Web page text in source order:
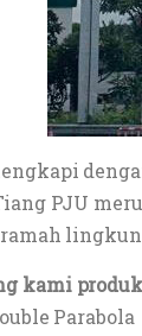
PJU
kami
Parabola